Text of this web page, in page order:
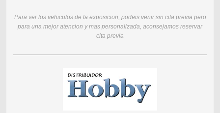
Para ver los vehiculos de la exposicion, podeis venir sin cita previa pero
para una mejor atencion y mas personalizada, aconsejamos reservar
cita previa